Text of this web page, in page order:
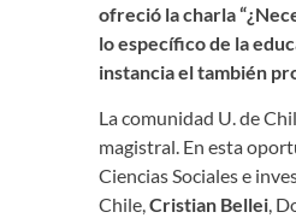
ofreció la charla
lo específico de la
instancia el también
La comunidad U. de
magistral. En esta
Ciencias Sociales e
Chile,Cristian Bellei,